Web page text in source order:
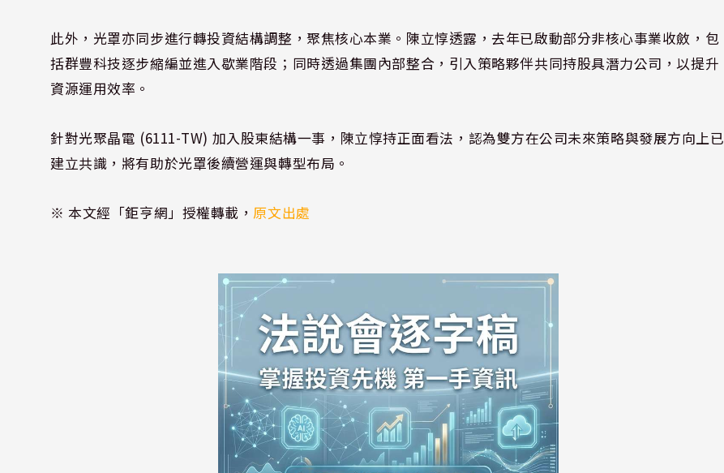
此外，光罩亦同步進行轉投資結構調整，聚焦核心本業。陳立惇透露，去年已啟動部分非核心事業收斂，包
括群豐科技逐步縮編並進入歇業階段；同時透過集團內部整合，引入策略夥伴共同持股具潛力公司，以提升
資源運用效率。
針對光聚晶電 (6111-TW) 加入股東結構一事，陳立惇持正面看法，認為雙方在公司未來策略與發展方向上已
建立共識，將有助於光罩後續營運與轉型布局。
※ 本文經「鉅亨網」授權轉載，原文出處